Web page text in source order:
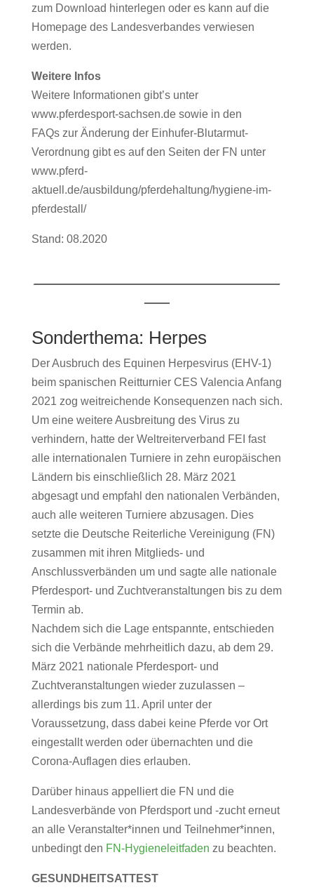
zum Download hinterlegen oder es kann auf die
Homepage des Landesverbandes verwiesen
werden.
Weitere Infos
Weitere Informationen gibt’s unter
www.pferdesport-sachsen.de sowie in den
FAQs zur Änderung der Einhufer-Blutarmut-
Verordnung gibt es auf den Seiten der FN unter
www.pferd-
aktuell.de/ausbildung/pferdehaltung/hygiene-im-
pferdestall/
Stand: 08.2020
Sonderthema: Herpes
Der Ausbruch des Equinen Herpesvirus (EHV-1)
beim spanischen Reitturnier CES Valencia Anfang
2021 zog weitreichende Konsequenzen nach sich.
Um eine weitere Ausbreitung des Virus zu
verhindern, hatte der Weltreiterverband FEI fast
alle internationalen Turniere in zehn europäischen
Ländern bis einschließlich 28. März 2021
abgesagt und empfahl den nationalen Verbänden,
auch alle weiteren Turniere abzusagen. Dies
setzte die Deutsche Reiterliche Vereinigung (FN)
zusammen mit ihren Mitglieds- und
Anschlussverbänden um und sagte alle nationale
Pferdesport- und Zuchtveranstaltungen bis zu dem
Termin ab.
Nachdem sich die Lage entspannte, entschieden
sich die Verbände mehrheitlich dazu, ab dem 29.
März 2021 nationale Pferdesport- und
Zuchtveranstaltungen wieder zuzulassen –
allerdings bis zum 11. April unter der
Voraussetzung, dass dabei keine Pferde vor Ort
eingestallt werden oder übernachten und die
Corona-Auflagen dies erlauben.
Darüber hinaus appelliert die FN und die
Landesverbände von Pferdsport und -zucht erneut
an alle Veranstalter*innen und Teilnehmer*innen,
unbedingt den FN-Hygieneleitfaden zu beachten.
GESUNDHEITSATTEST